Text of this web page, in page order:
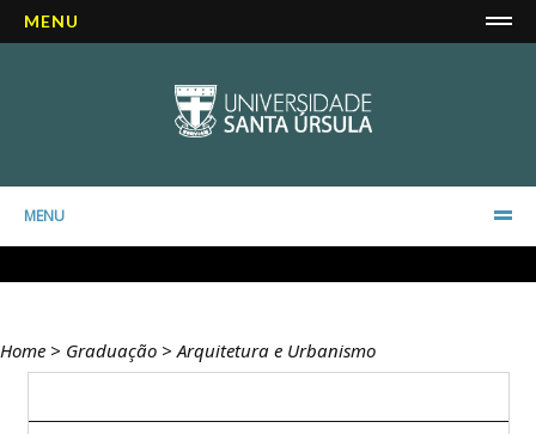
MENU
MENU
Home > Graduação > Arquitetura e Urbanismo